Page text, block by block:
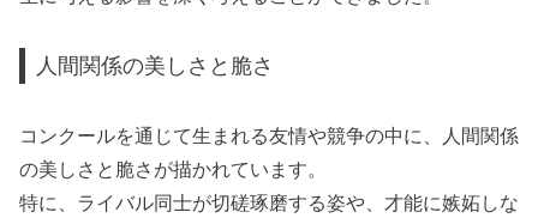
人間関係の美しさと脆さ
コンクールを通じて生まれる友情や競争の中に、人間関係
の美しさと脆さが描かれています。
特に、ライバル同士が切磋琢磨する姿や、才能に嫉妬しな